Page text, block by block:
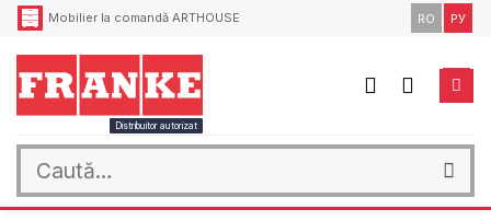
Skip
Mobilier la comandă ARTHOUSE RO РУ
Distribuitor autorizat
după: